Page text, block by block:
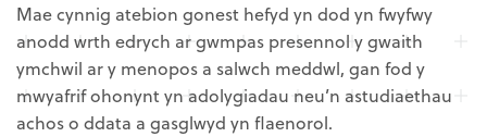
Mae cynnig atebion gonest hefyd yn dod yn fwyfwy
anodd wrth edrych ar gwmpas presennol y gwaith
ymchwil ar y menopos a salwch meddwl, gan fod y
mwyafrif ohonynt yn adolygiadau neu’n astudiaethau
achos o ddata a gasglwyd yn flaenorol.